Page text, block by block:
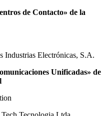
de Contacto» de la
Industrias Electrónicas, S.A.
Unificadas» de